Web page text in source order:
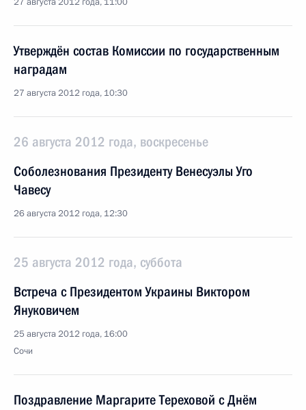
Утверждён состав Комиссии по государственным
наградам
27 августа 2012 года, 10:30
26 августа 2012 года, воскресенье
Соболезнования Президенту Венесуэлы Уго
Чавесу
26 августа 2012 года, 12:30
25 августа 2012 года, суббота
Встреча с Президентом Украины Виктором
Януковичем
25 августа 2012 года, 16:00
Сочи
Поздравление Маргарите Тереховой с Днём